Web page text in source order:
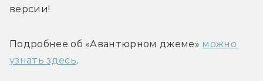
версии!
Подробнее об «Авантюрном джеме» можно
узнать здесь.